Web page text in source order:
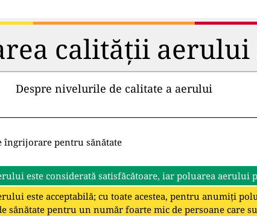
calității
Despre nivelurile de calitate a aerului
îngrijorare pentru sănătate
este considerată satisfăcătoare, iar poluarea aerului
este acceptabilă; cu toate acestea, pentru anumiți
sănătate pentru un număr foarte mic de persoane care